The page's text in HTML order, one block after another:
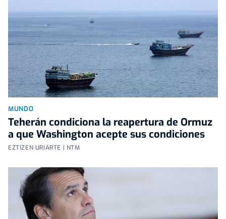
MUNDO
Teherán condiciona la reapertura de Ormuz
a que Washington acepte sus condiciones
EZTIZEN URIARTE | NTM